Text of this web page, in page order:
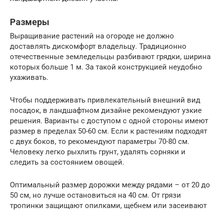
Размеры
Выращивание растений на огороде не должно
доставлять дискомфорт владельцу. Традиционно
отечественные земледельцы разбивают грядки, ширина
которых больше 1 м. За такой конструкцией неудобно
ухаживать.
Чтобы поддерживать привлекательный внешний вид
посадок, в ландшафтном дизайне рекомендуют узкие
решения. Варианты с доступом с одной стороны имеют
размер в пределах 50-60 см. Если к растениям подходят
с двух боков, то рекомендуют параметры 70-80 см.
Человеку легко рыхлить грунт, удалять сорняки и
следить за состоянием овощей.
Оптимальный размер дорожки между рядами – от 20 до
50 см, но лучше остановиться на 40 см. От грязи
тропинки защищают опилками, щебнем или засеивают